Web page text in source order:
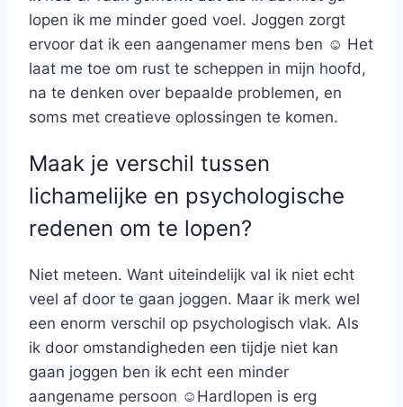
lopen ik me minder goed voel. Joggen zorgt
ervoor dat ik een aangenamer mens ben ☺ Het
laat me toe om rust te scheppen in mijn hoofd,
na te denken over bepaalde problemen, en
soms met creatieve oplossingen te komen.
Maak je verschil tussen
lichamelijke en psychologische
redenen om te lopen?
Niet meteen. Want uiteindelijk val ik niet echt
veel af door te gaan joggen. Maar ik merk wel
een enorm verschil op psychologisch vlak. Als
ik door omstandigheden een tijdje niet kan
gaan joggen ben ik echt een minder
aangename persoon ☺Hardlopen is erg